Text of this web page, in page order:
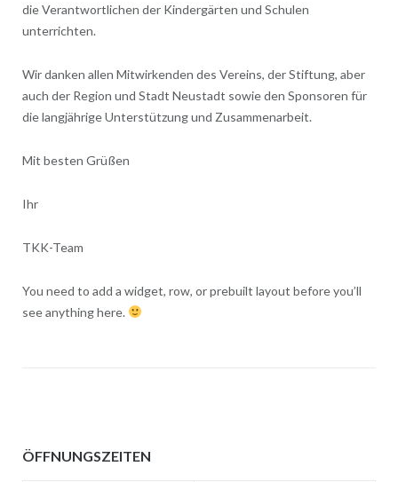
die Verantwortlichen der Kindergärten und Schulen
unterrichten.
Wir danken allen Mitwirkenden des Vereins, der Stiftung, aber
auch der Region und Stadt Neustadt sowie den Sponsoren für
die langjährige Unterstützung und Zusammenarbeit.
Mit besten Grüßen
Ihr
TKK-Team
You need to add a widget, row, or prebuilt layout before you’ll
see anything here.
ÖFFNUNGSZEITEN